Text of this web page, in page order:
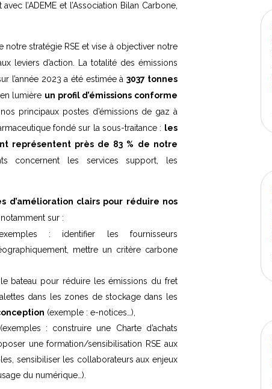
l’ADEME et l’Association Bilan Carbone,
stratégie RSE et vise à objectiver notre
leviers d’action. La totalité des émissions
l’année 2023 a été estimée à3037 tonnes
lumière un profil d’émissions conforme
principaux postes d’émissions de gaz à
fondé sur la sous-traitance : les
représentent près de 83 % de notre
concernent les services support, les
d’amélioration clairs pour réduire nos
sur :
: identifier les fournisseurs
mettre un critère carbone
bateau pour réduire les émissions du fret
dans les zones de stockage dans les
(exemple : e-notices…),
(exemples : construire une Charte d’achats
une formation/sensibilisation RSE aux
sensibiliser les collaborateurs aux enjeux
du numérique…).